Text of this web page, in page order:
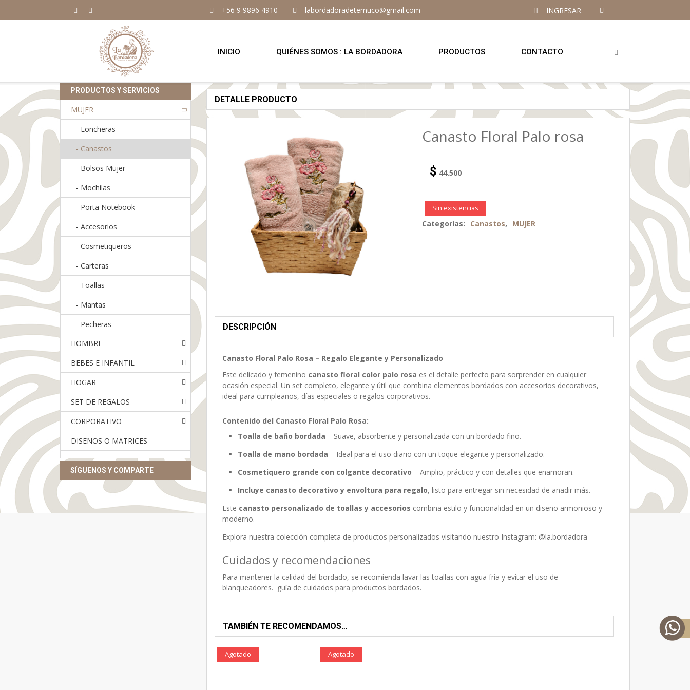
+56 9 9896 4910 labordadoradetemuco@gmail.com INGRESAR
INICIO QUIÉNES SOMOS : LA BORDADORA PRODUCTOS CONTACTO
DETALLE PRODUCTO
Canasto Floral Palo rosa
$ 44.500
Sin existencias
Categorías: Canastos, MUJER
DESCRIPCIÓN
Canasto Floral Palo Rosa – Regalo Elegante y Personalizado
Este delicado y femenino canasto floral color palo rosa es el detalle perfecto para sorprender en cualquier
ocasión especial. Un set completo, elegante y útil que combina elementos bordados con accesorios decorativos,
ideal para cumpleaños, días especiales o regalos corporativos.
Contenido del Canasto Floral Palo Rosa:
Toalla de baño bordada – Suave, absorbente y personalizada con un bordado fino.
Toalla de mano bordada – Ideal para el uso diario con un toque elegante y personalizado.
Cosmetiquero grande con colgante decorativo – Amplio, práctico y con detalles que enamoran.
Incluye canasto decorativo y envoltura para regalo, listo para entregar sin necesidad de añadir más.
Este canasto personalizado de toallas y accesorios combina estilo y funcionalidad en un diseño armonioso y
moderno.
Explora nuestra colección completa de productos personalizados visitando nuestro Instagram: @la.bordadora
Cuidados y recomendaciones
Para mantener la calidad del bordado, se recomienda lavar las toallas con agua fría y evitar el uso de
blanqueadores. guía de cuidados para productos bordados.
TAMBIÉN TE RECOMENDAMOS…
Agotado Agotado
PRODUCTOS Y SERVICIOS
MUJER
- Loncheras
- Canastos
- Bolsos Mujer
- Mochilas
- Porta Notebook
- Accesorios
- Cosmetiqueros
- Carteras
- Toallas
- Mantas
- Pecheras
HOMBRE
BEBES E INFANTIL
HOGAR
SET DE REGALOS
CORPORATIVO
DISEÑOS O MATRICES
SÍGUENOS Y COMPARTE